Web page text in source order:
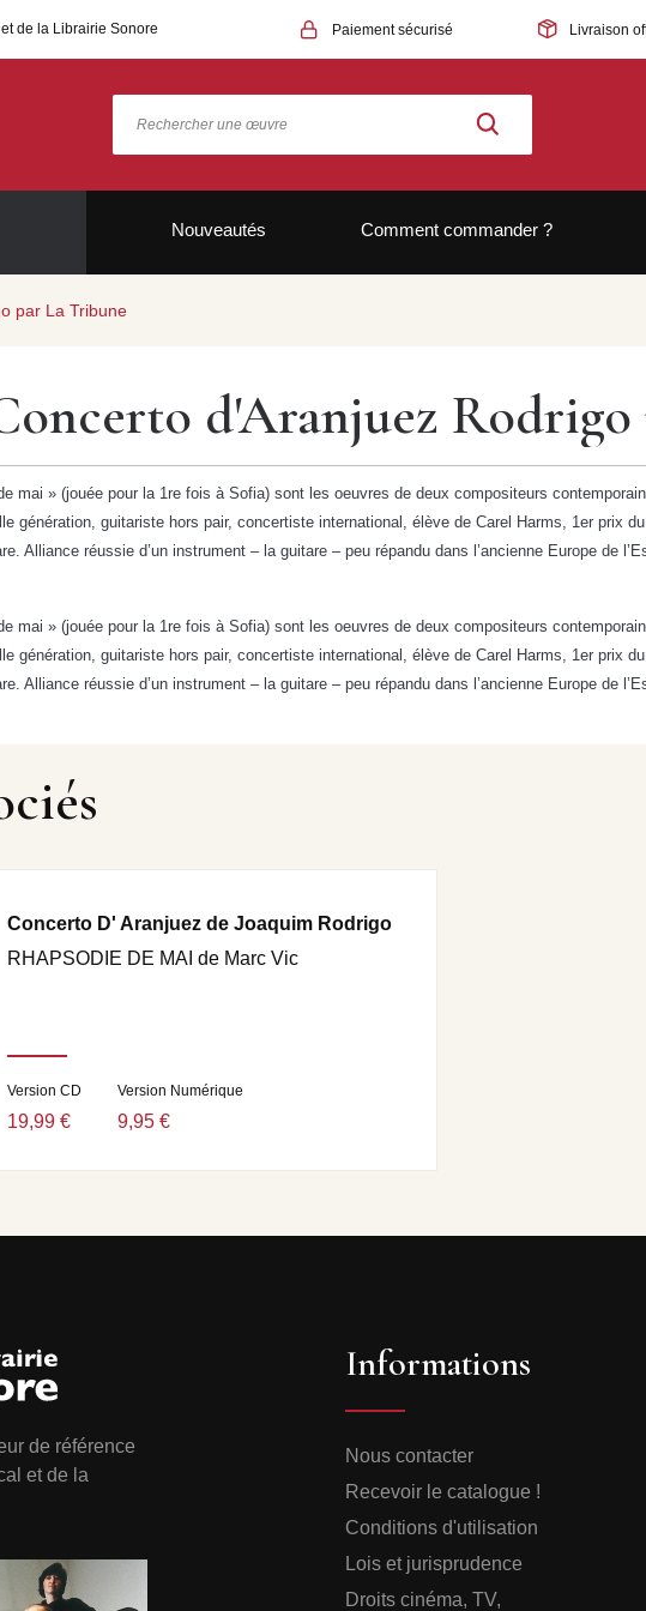
de la Librairie Sonore Paiement sécurisé Livraison
Nouveautés Comment commander ?
par La Tribune
d'Aranjuez
mai » (jouée pour la 1re fois à Sofia) sont les oeuvres de deux compositeurs
génération, guitariste hors pair, concertiste international, élève de Carel Harms, 1er prix
Alliance réussie d’un instrument – la guitare – peu répandu dans l’ancienne Europe de
mai » (jouée pour la 1re fois à Sofia) sont les oeuvres de deux compositeurs
génération, guitariste hors pair, concertiste international, élève de Carel Harms, 1er prix
Alliance réussie d’un instrument – la guitare – peu répandu dans l’ancienne Europe de
Concerto D' Aranjuez de Joaquim Rodrigo
RHAPSODIE DE MAI de Marc Vic
Version CD
19,99 €
Version Numérique
9,95 €
de référence
et de la
Informations
Nous contacter
Recevoir le catalogue !
Conditions d'utilisation
Lois et jurisprudence
Droits cinéma, TV,